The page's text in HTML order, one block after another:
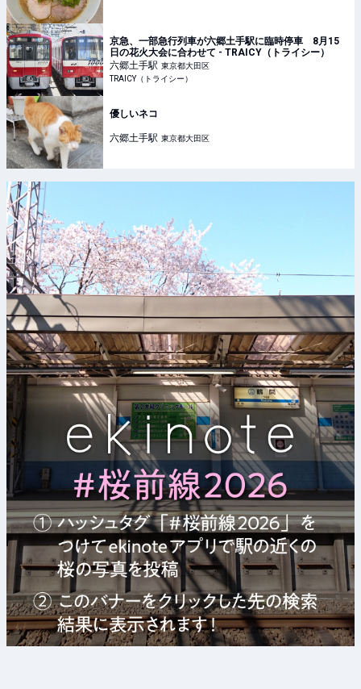
京急、一部急行列車が六郷土手駅に臨時停車 8月15
日の花火大会に合わせて - TRAICY（トライシー）
六郷土手駅 東京都大田区
TRAICY（トライシー）
優しいネコ
六郷土手駅 東京都大田区